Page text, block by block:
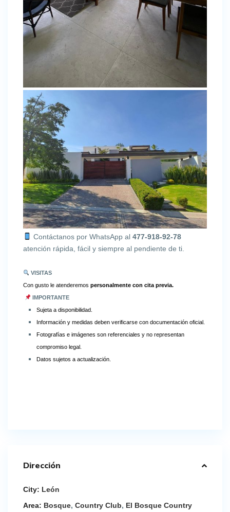
Contáctanos por WhatsApp al 477-918-92-78
atención rápida, fácil y siempre al pendiente de ti.
VISITAS
Con gusto le atenderemos personalmente con cita previa.
IMPORTANTE
Sujeta a disponibilidad.
Información y medidas deben verificarse con documentación oficial.
Fotografías e imágenes son referenciales y no representan
compromiso legal.
Datos sujetos a actualización.
Dirección
City: León
Area: Bosque, Country Club, El Bosque Country